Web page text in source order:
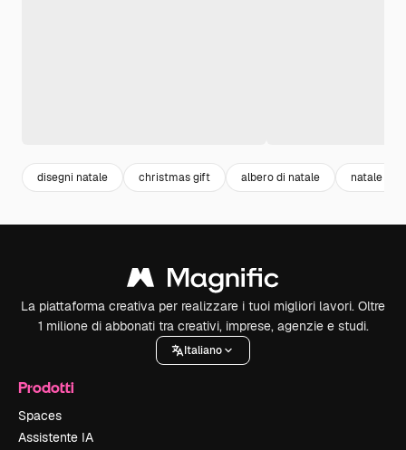
disegni natale christmas gift albero di natale natale
La piattaforma creativa per realizzare i tuoi migliori lavori. Oltre
1 milione di abbonati tra creativi, imprese, agenzie e studi.
Italiano
Prodotti
Spaces
Assistente IA